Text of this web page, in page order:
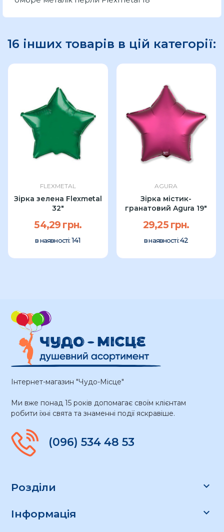
16 інших товарів в цій категорії:
FLEXMETAL
Зірка зелена Flexmetal
32″
54,29 грн.
в наявності: 141
AGURA
Зірка містик-
гранатовий Agura 19"
29,25 грн.
в наявності:42
Інтернет-магазин "Чудо-Місце"
Ми вже понад 15 років допомагає своїм клієнтам
робити їхні свята та знаменні події яскравіше.
(096) 534 48 53
Розділи 
Інформація 